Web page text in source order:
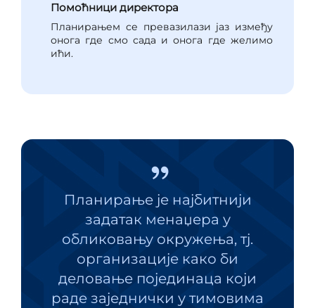
Помоћници директора
Планирањем се превазилази јаз између
онога где смо сада и онога где желимо
ићи.
Планирање је најбитнији
задатак менаџера у
обликовању окружења, тј.
организације како би
деловање појединаца који
раде заједнички у тимовима